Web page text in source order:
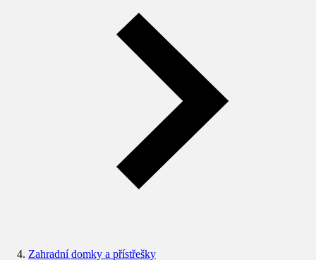
Zahradní domky a přístřešky